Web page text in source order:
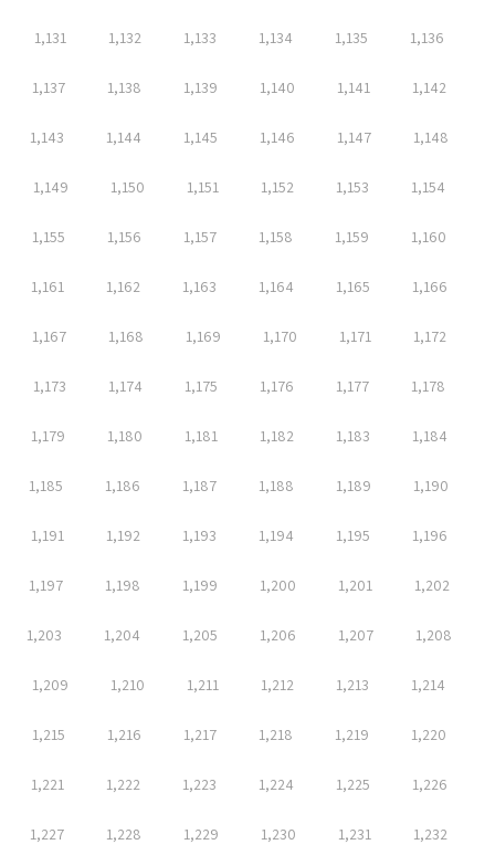
1,131 1,132 1,133 1,134 1,135 1,136
1,137 1,138 1,139 1,140 1,141 1,142
1,143 1,144 1,145 1,146 1,147 1,148
1,149 1,150 1,151 1,152 1,153 1,154
1,155 1,156 1,157 1,158 1,159 1,160
1,161 1,162 1,163 1,164 1,165 1,166
1,167 1,168 1,169 1,170 1,171 1,172
1,173 1,174 1,175 1,176 1,177 1,178
1,179 1,180 1,181 1,182 1,183 1,184
1,185 1,186 1,187 1,188 1,189 1,190
1,191 1,192 1,193 1,194 1,195 1,196
1,197 1,198 1,199 1,200 1,201 1,202
1,203 1,204 1,205 1,206 1,207 1,208
1,209 1,210 1,211 1,212 1,213 1,214
1,215 1,216 1,217 1,218 1,219 1,220
1,221 1,222 1,223 1,224 1,225 1,226
1,227 1,228 1,229 1,230 1,231 1,232